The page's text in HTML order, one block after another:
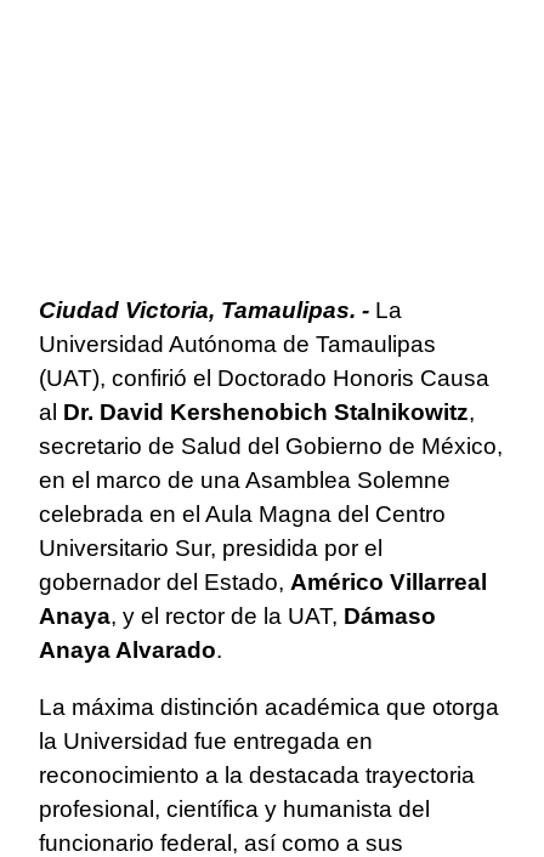
Ciudad Victoria, Tamaulipas. - La
Universidad Autónoma de Tamaulipas
(UAT), confirió el Doctorado Honoris Causa
al Dr. David Kershenobich Stalnikowitz,
secretario de Salud del Gobierno de México,
en el marco de una Asamblea Solemne
celebrada en el Aula Magna del Centro
Universitario Sur, presidida por el
gobernador del Estado, Américo Villarreal
Anaya, y el rector de la UAT, Dámaso
Anaya Alvarado.
La máxima distinción académica que otorga
la Universidad fue entregada en
reconocimiento a la destacada trayectoria
profesional, científica y humanista del
funcionario federal, así como a sus